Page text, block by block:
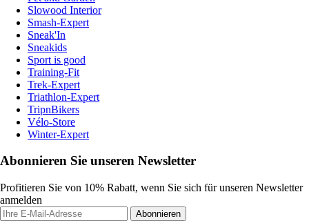
Slowood Interior
Smash-Expert
Sneak'In
Sneakids
Sport is good
Training-Fit
Trek-Expert
Triathlon-Expert
TripnBikers
Vélo-Store
Winter-Expert
Abonnieren Sie unseren Newsletter
Profitieren Sie von 10% Rabatt, wenn Sie sich für unseren Newsletter
anmelden
Abonnieren